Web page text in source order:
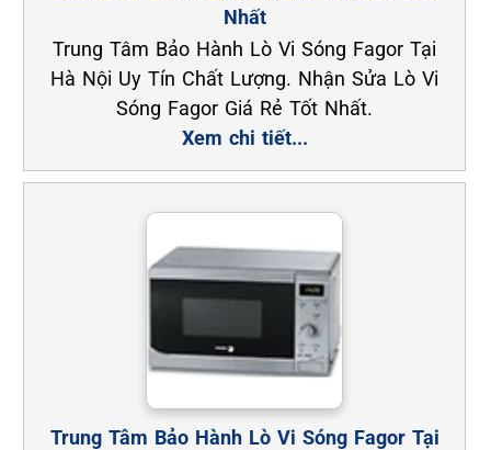
Nhất
Trung Tâm Bảo Hành Lò Vi Sóng Fagor Tại
Hà Nội Uy Tín Chất Lượng. Nhận Sửa Lò Vi
Sóng Fagor Giá Rẻ Tốt Nhất.
Xem chi tiết...
Trung Tâm Bảo Hành Lò Vi Sóng Fagor Tại